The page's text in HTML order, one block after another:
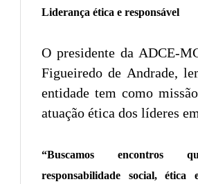
Liderança ética e responsável
O presidente da ADCE-
Figueiredo de Andrade,
entidade tem como
atuação ética dos líderes
“Buscamos encontros
responsabilidade social, ética